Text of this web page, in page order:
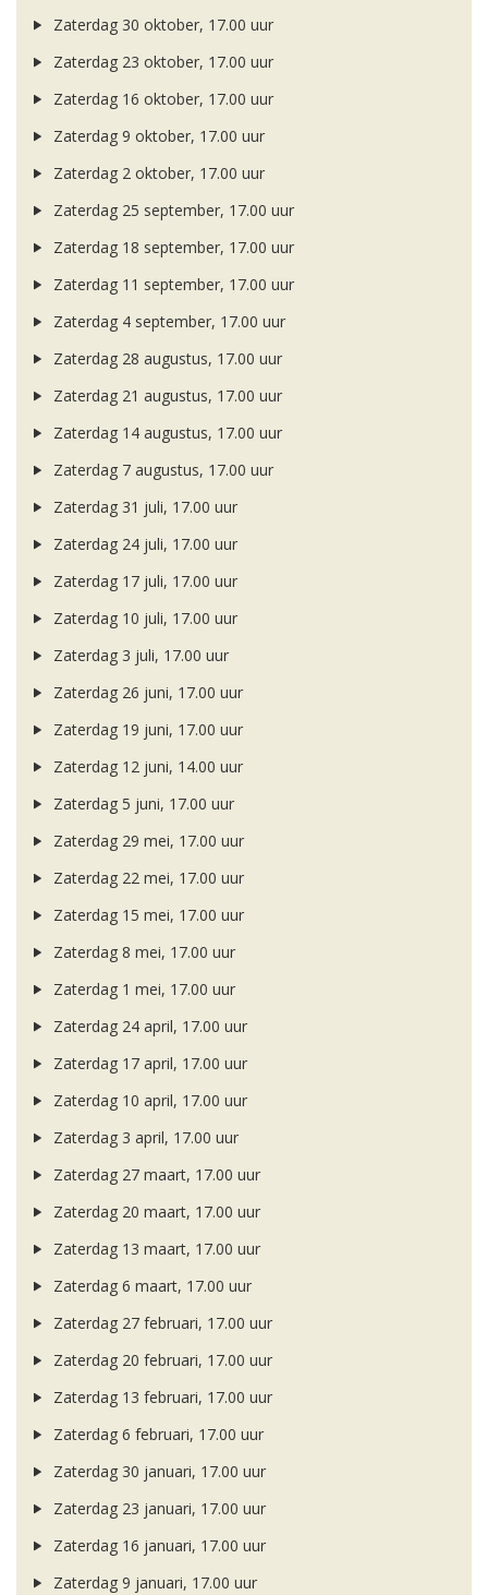
Zaterdag 30 oktober, 17.00 uur
Zaterdag 23 oktober, 17.00 uur
Zaterdag 16 oktober, 17.00 uur
Zaterdag 9 oktober, 17.00 uur
Zaterdag 2 oktober, 17.00 uur
Zaterdag 25 september, 17.00 uur
Zaterdag 18 september, 17.00 uur
Zaterdag 11 september, 17.00 uur
Zaterdag 4 september, 17.00 uur
Zaterdag 28 augustus, 17.00 uur
Zaterdag 21 augustus, 17.00 uur
Zaterdag 14 augustus, 17.00 uur
Zaterdag 7 augustus, 17.00 uur
Zaterdag 31 juli, 17.00 uur
Zaterdag 24 juli, 17.00 uur
Zaterdag 17 juli, 17.00 uur
Zaterdag 10 juli, 17.00 uur
Zaterdag 3 juli, 17.00 uur
Zaterdag 26 juni, 17.00 uur
Zaterdag 19 juni, 17.00 uur
Zaterdag 12 juni, 14.00 uur
Zaterdag 5 juni, 17.00 uur
Zaterdag 29 mei, 17.00 uur
Zaterdag 22 mei, 17.00 uur
Zaterdag 15 mei, 17.00 uur
Zaterdag 8 mei, 17.00 uur
Zaterdag 1 mei, 17.00 uur
Zaterdag 24 april, 17.00 uur
Zaterdag 17 april, 17.00 uur
Zaterdag 10 april, 17.00 uur
Zaterdag 3 april, 17.00 uur
Zaterdag 27 maart, 17.00 uur
Zaterdag 20 maart, 17.00 uur
Zaterdag 13 maart, 17.00 uur
Zaterdag 6 maart, 17.00 uur
Zaterdag 27 februari, 17.00 uur
Zaterdag 20 februari, 17.00 uur
Zaterdag 13 februari, 17.00 uur
Zaterdag 6 februari, 17.00 uur
Zaterdag 30 januari, 17.00 uur
Zaterdag 23 januari, 17.00 uur
Zaterdag 16 januari, 17.00 uur
Zaterdag 9 januari, 17.00 uur